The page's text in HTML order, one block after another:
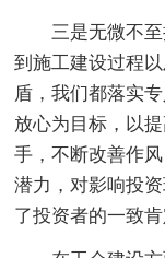
三是无微不至
到施工建设过程
盾，我们都落实
放心为目标，以
手，不断改善作
潜力，对影响投
了投资者的一致肯